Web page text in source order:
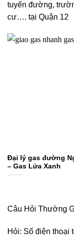
tuyến đường,
cư…. tại Quận 12
Đại lý gas đường
– Gas Lửa Xanh
Câu Hỏi Thường
Hỏi: Số điện thoại